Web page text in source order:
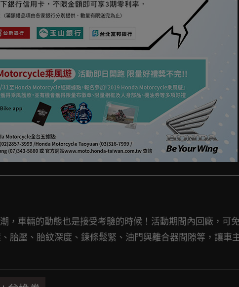
，車輛的動態也是接受考驗的時候！活動期間內回廠，可
胎壓、胎紋深度、鍊條鬆緊、油門與離合器間隙等，讓車